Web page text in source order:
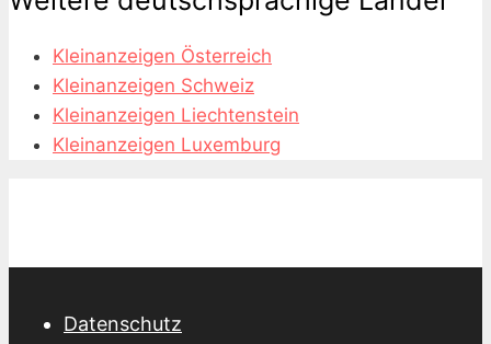
Kleinanzeigen Österreich
Kleinanzeigen Schweiz
Kleinanzeigen Liechtenstein
Kleinanzeigen Luxemburg
Datenschutz